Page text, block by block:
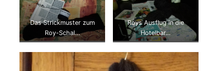
Das Strickmuster zum
Roy-Schal…
Roys Ausflug in die
Hotelbar…